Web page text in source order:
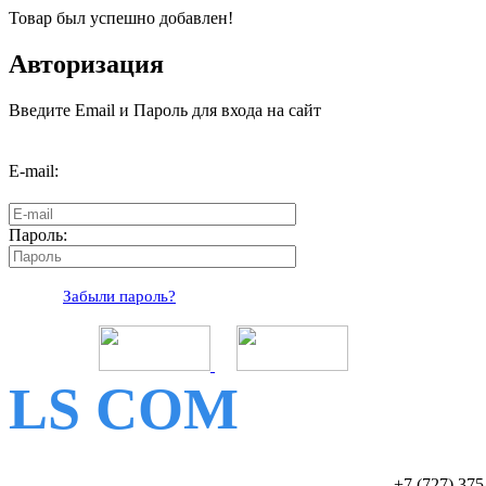
Товар был успешно добавлен!
Авторизация
Введите Email и Пароль для входа на сайт
E-mail:
Пароль:
Забыли пароль?
LS COM